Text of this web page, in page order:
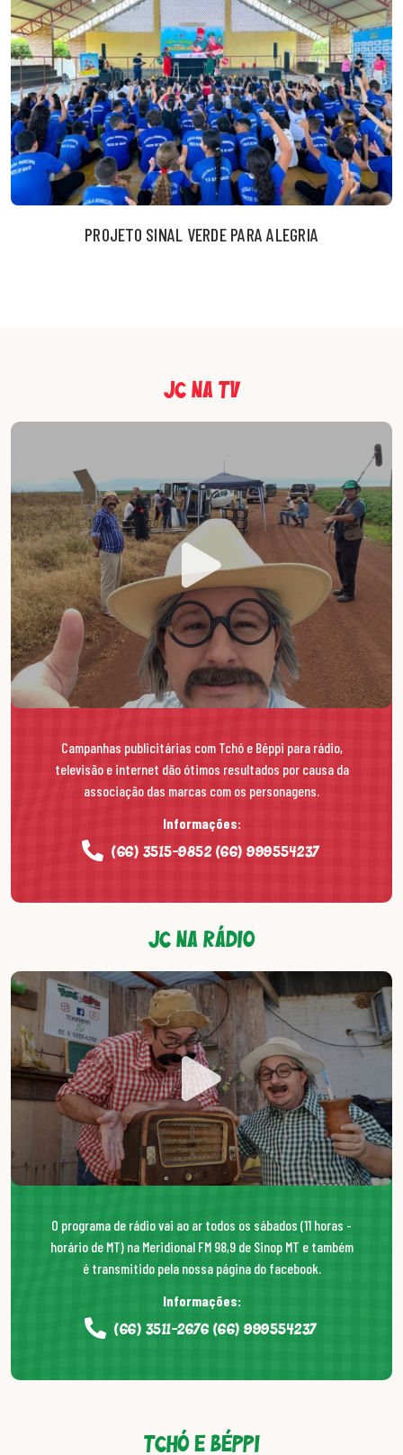
PROJETO SINAL VERDE PARA ALEGRIA
JC NA TV
Campanhas publicitárias com Tchó e Béppi para rádio,
televisão e internet dão ótimos resultados por causa da
associação das marcas com os personagens.
Informações:
(66) 3515-9852 (66) 999554237
JC NA RÁDIO
O programa de rádio vai ao ar todos os sábados (11 horas -
horário de MT) na Meridional FM 98,9 de Sinop MT e também
é transmitido pela nossa página do facebook.
Informações:
(66) 3511-2676 (66) 999554237
Tchó e Béppi